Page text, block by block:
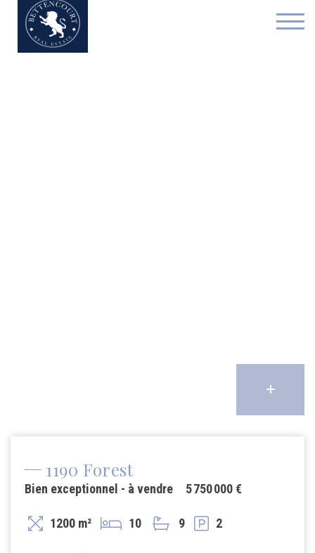
1190 Forest
5 750 000 €
Bien exceptionnel - à vendre
1200 m² 10 9 2